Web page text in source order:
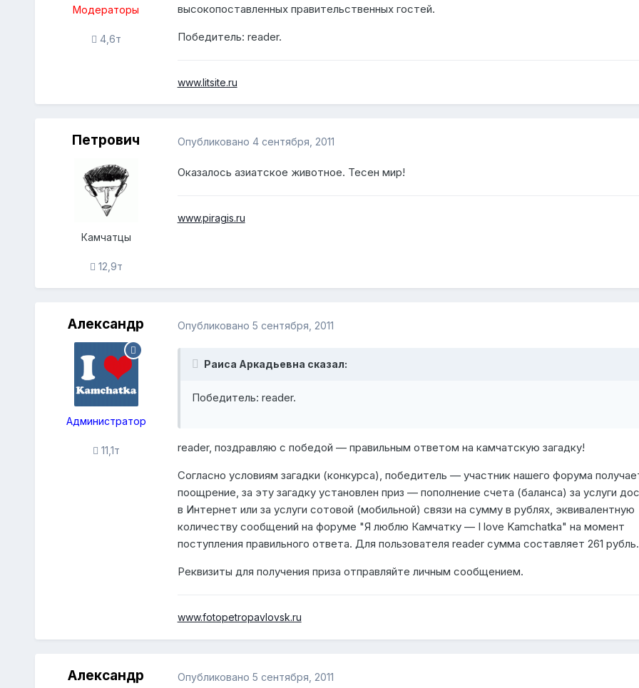
Модераторы
4,6т
высокопоставленных правительственных гостей.
Победитель: reader.
www.litsite.ru
Петрович
Камчатцы
12,9т
Опубликовано 4 сентября, 2011
Оказалось азиатское животное. Тесен мир!
www.piragis.ru
Александр
Администратор
11,1т
Опубликовано 5 сентября, 2011
Раиса Аркадьевна сказал:
Победитель: reader.
reader, поздравляю с победой — правильным ответом на камчатскую загадку!
Согласно условиям загадки (конкурса), победитель — участник нашего форума
поощрение, за эту загадку установлен приз — пополнение счета (баланса) за услуги
в Интернет или за услуги сотовой (мобильной) связи на сумму в рублях, эквивалентную
количеству сообщений на форуме "Я люблю Камчатку — I love Kamchatka" на момент
поступления правильного ответа. Для пользователя readerсумма составляет 261 рубль.
Реквизиты для получения приза отправляйте личным сообщением.
www.fotopetropavlovsk.ru
Александр Опубликовано 5 сентября, 2011